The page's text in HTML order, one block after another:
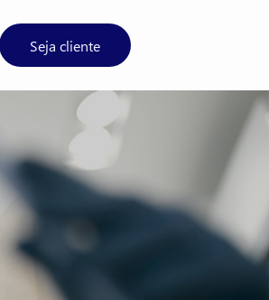
Seja cliente